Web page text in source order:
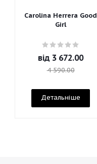
Carolina Herrera Good
Girl
від 3 672.00
4 590.00
Детальніше